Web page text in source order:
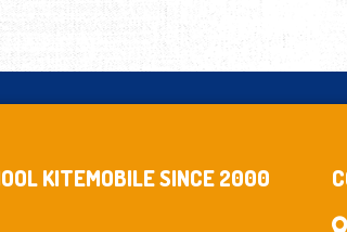
KITEMOBILE SINCE 2000